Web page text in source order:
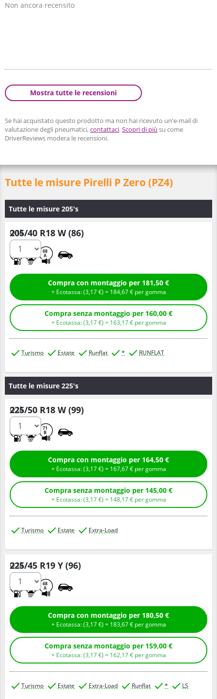
Non ancora recensito
Mostra tutte le recensioni
Se hai acquistato questo prodotto ma non hai ricevuto un'e-mail di
valutazione degli pneumatici,contattaci.Scopri di più su come
DriverReviews modera le recensioni.
Tutte le misure Pirelli P Zero (PZ4)
Tutte le misure 205's
205/40 R18 W (86)
68
A
Q.tà
Compra con montaggio per 181,50 €
+ Ecotassa: (3,17€ ) = 184,67€ per gomma
Compra senza montaggio per 160,00 €
+ Ecotassa: (3,17€ ) = 163,17€ per gomma
Turismo Estate Runflat * RUNFLAT
Tutte le misure 225's
225/50 R18 W (99)
71
B
Q.tà
Compra con montaggio per 164,50 €
+ Ecotassa: (3,17€ ) = 167,67€ per gomma
Compra senza montaggio per 145,00 €
+ Ecotassa: (3,17€ ) = 148,17€ per gomma
Turismo Estate Extra-Load
225/45 R19 Y (96)
68
A
Q.tà
Compra con montaggio per 180,50 €
+ Ecotassa: (3,17€ ) = 183,67€ per gomma
Compra senza montaggio per 159,00 €
+ Ecotassa: (3,17€ ) = 162,17€ per gomma
Turismo Estate Extra-Load Runflat * LS